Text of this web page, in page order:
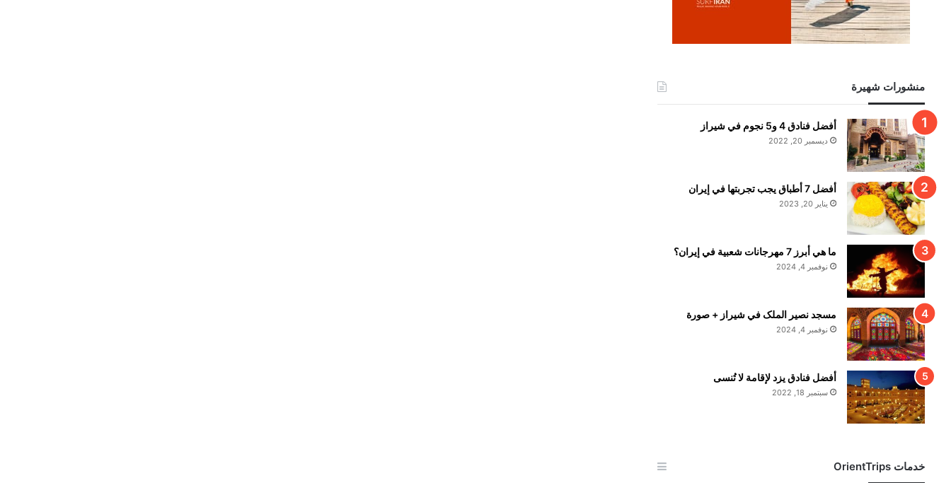
منشورات شهيرة
أفضل فنادق 4 و5 نجوم في شيراز
ديسمبر 20, 2022
أفضل 7 أطباق يجب تجربتها في إيران
يناير 20, 2023
ما هي أبرز 7 مهرجانات شعبية في إيران؟
نوفمبر 4, 2024
مسجد نصير الملک في شيراز + صورة
نوفمبر 4, 2024
أفضل فنادق يزد لإقامة لا تُنسى
سبتمبر 18, 2022
خدمات OrientTrips